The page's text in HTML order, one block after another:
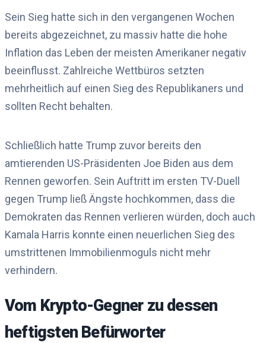
Sein Sieg hatte sich in den vergangenen Wochen
bereits abgezeichnet, zu massiv hatte die hohe
Inflation das Leben der meisten Amerikaner negativ
beeinflusst. Zahlreiche Wettbüros setzten
mehrheitlich auf einen Sieg des Republikaners und
sollten Recht behalten.
Schließlich hatte Trump zuvor bereits den
amtierenden US-Präsidenten Joe Biden aus dem
Rennen geworfen. Sein Auftritt im ersten TV-Duell
gegen Trump ließ Ängste hochkommen, dass die
Demokraten das Rennen verlieren würden, doch auch
Kamala Harris konnte einen neuerlichen Sieg des
umstrittenen Immobilienmoguls nicht mehr
verhindern.
Vom Krypto-Gegner zu dessen
heftigsten Befürworter